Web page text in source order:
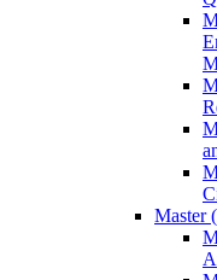
Master